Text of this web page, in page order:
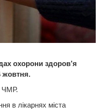
охорони здоров’я
жовтня.
ЧМР.
в лікарнях міста